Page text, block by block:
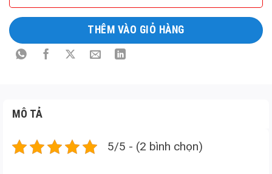
Long
THÊM VÀO GIỎ HÀNG
MÔ TẢ
5/5 - (2 bình chọn)